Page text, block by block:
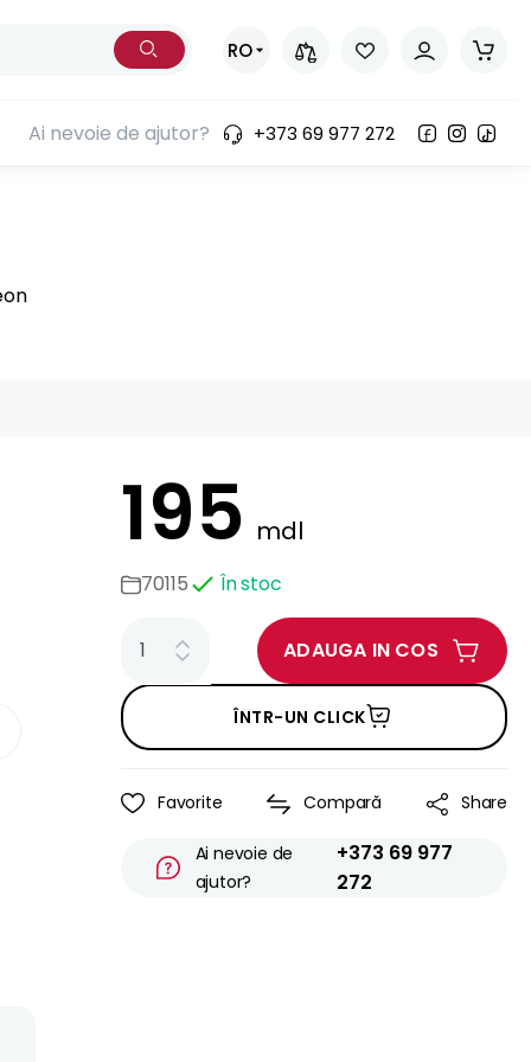
RO
Ai nevoie de ajutor? +373 69 977 272
195 mdl
70115 În stoc
ADAUGA IN COS
ÎNTR-UN CLICK
Favorite Compară Share
Ai nevoie de
ajutor?
+373 69 977
272